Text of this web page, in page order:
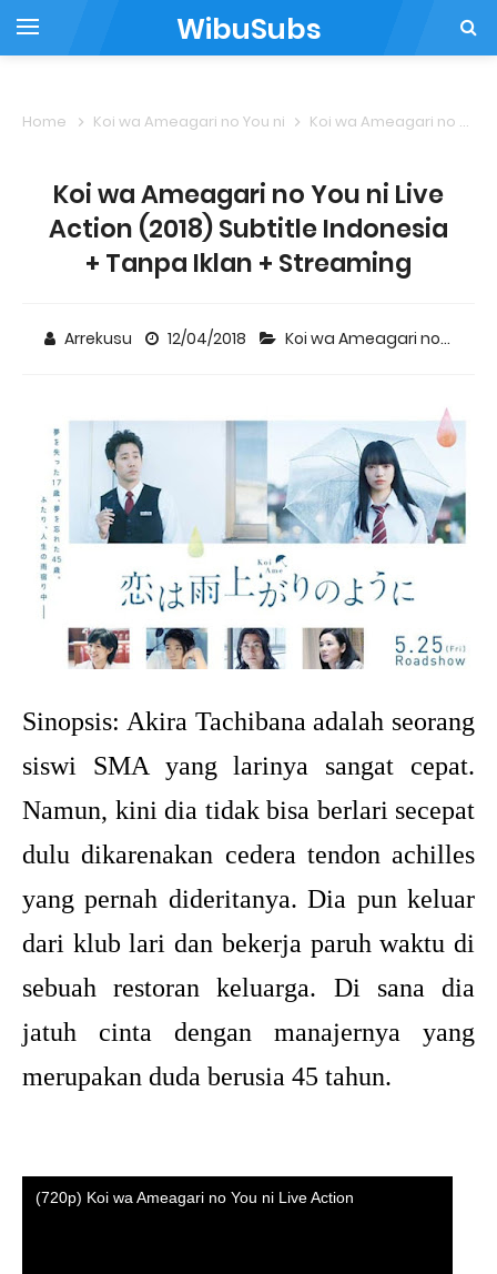
WibuSubs
Home Koi wa Ameagari no You ni Koi wa Ameagari no You ni Live Action (2018) Subtitle Indonesia + Tanpa Iklan + Streaming
Koi wa Ameagari no You ni Live
Action (2018) Subtitle Indonesia
+ Tanpa Iklan + Streaming
Arrekusu 12/04/2018 Koi wa Ameagari no You ni
Sinopsis: Akira Tachibana adalah seorang
siswi SMA yang larinya sangat cepat.
Namun, kini dia tidak bisa berlari secepat
dulu dikarenakan cedera tendon achilles
yang pernah dideritanya. Dia pun keluar
dari klub lari dan bekerja paruh waktu di
sebuah restoran keluarga. Di sana dia
jatuh cinta dengan manajernya yang
merupakan duda berusia 45 tahun.